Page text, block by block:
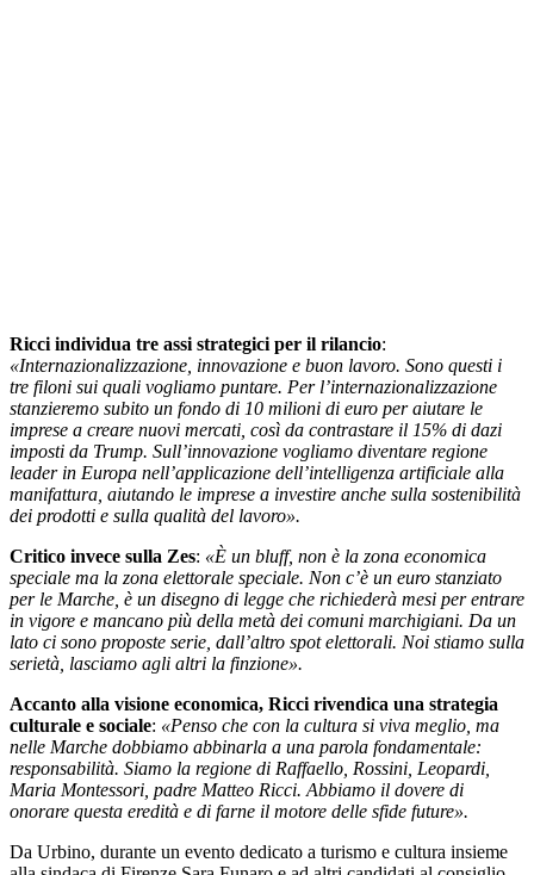
Ricci individua tre assi strategici per il rilancio:
«Internazionalizzazione, innovazione e buon lavoro. Sono questi i
tre filoni sui quali vogliamo puntare. Per l’internazionalizzazione
stanzieremo subito un fondo di 10 milioni di euro per aiutare le
imprese a creare nuovi mercati, così da contrastare il 15% di dazi
imposti da Trump. Sull’innovazione vogliamo diventare regione
leader in Europa nell’applicazione dell’intelligenza artificiale alla
manifattura, aiutando le imprese a investire anche sulla sostenibilità
dei prodotti e sulla qualità del lavoro».
Critico invece sulla Zes: «È un bluff, non è la zona economica
speciale ma la zona elettorale speciale. Non c’è un euro stanziato
per le Marche, è un disegno di legge che richiederà mesi per entrare
in vigore e mancano più della metà dei comuni marchigiani. Da un
lato ci sono proposte serie, dall’altro spot elettorali. Noi stiamo sulla
serietà, lasciamo agli altri la finzione».
Accanto alla visione economica, Ricci rivendica una strategia
culturale e sociale: «Penso che con la cultura si viva meglio, ma
nelle Marche dobbiamo abbinarla a una parola fondamentale:
responsabilità. Siamo la regione di Raffaello, Rossini, Leopardi,
Maria Montessori, padre Matteo Ricci. Abbiamo il dovere di
onorare questa eredità e di farne il motore delle sfide future».
Da Urbino, durante un evento dedicato a turismo e cultura insieme